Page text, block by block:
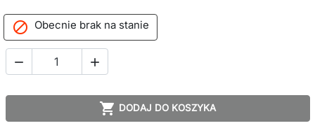
 Obecnie brak na stanie
 
 DODAJ DO KOSZYKA